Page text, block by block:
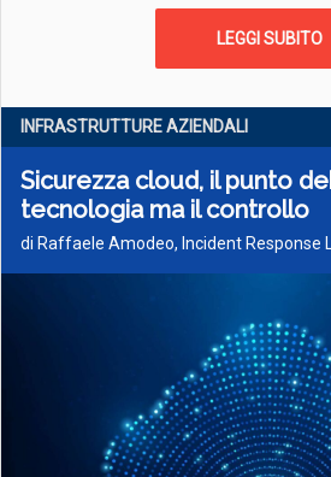
LEGGI SUBITO
INFRASTRUTTURE AZIENDALI
Sicurezza cloud, il punto
tecnologia ma il controllo
di Raffaele Amodeo, Incident Response